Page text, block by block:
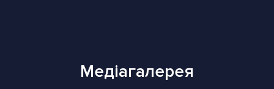
щоб ви могли забути про турботи та
Медіагалерея